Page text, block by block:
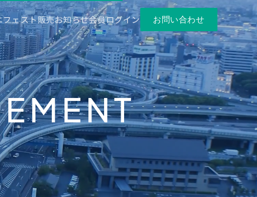
フェスト販売お知らせ会員ログイン お問い合わせ